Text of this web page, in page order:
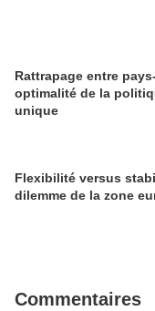
Rattrapage entre
optimalité de la
unique
Flexibilité versus
dilemme de la zone
Commentaires